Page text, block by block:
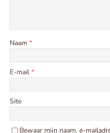
Naam *
E-mail *
Site
Bewaar mijn naam, e-